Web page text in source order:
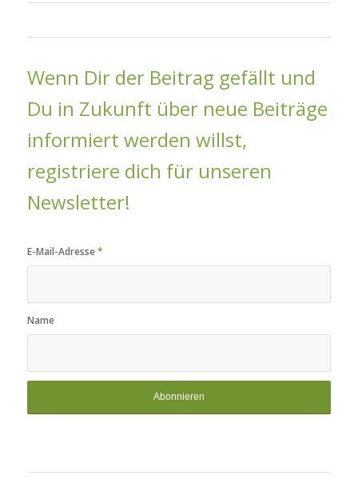
Wenn Dir der Beitrag gefällt und
Du in Zukunft über neue Beiträge
informiert werden willst,
registriere dich für unseren
Newsletter!
E-Mail-Adresse*
Name